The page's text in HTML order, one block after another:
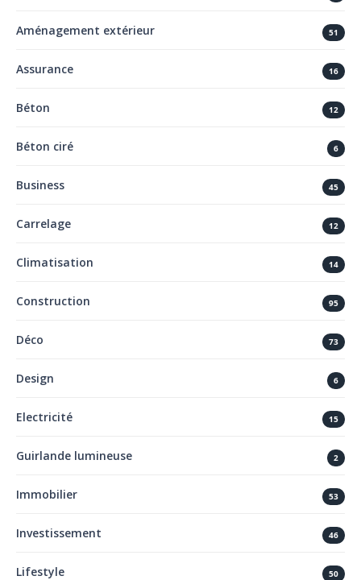
Aménagement extérieur 51
Assurance 16
Béton 12
Béton ciré 6
Business 45
Carrelage 12
Climatisation 14
Construction 95
Déco 73
Design 6
Electricité 15
Guirlande lumineuse 2
Immobilier 53
Investissement 46
Lifestyle 50